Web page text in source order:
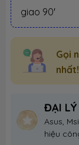
giao 90'
Gọi
nhất!
ĐẠI LÝ
Asus,
hiệu